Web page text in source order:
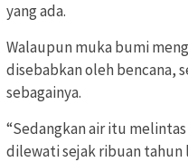
yang ada.
Walaupun muka bumi
disebabkan oleh bencana,
sebagainya.
“Sedangkan air itu
dilewati sejak ribuan tahun